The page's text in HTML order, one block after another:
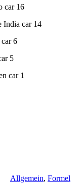
car 16
India car 14
6
5
car 1
Allgemein, Formel